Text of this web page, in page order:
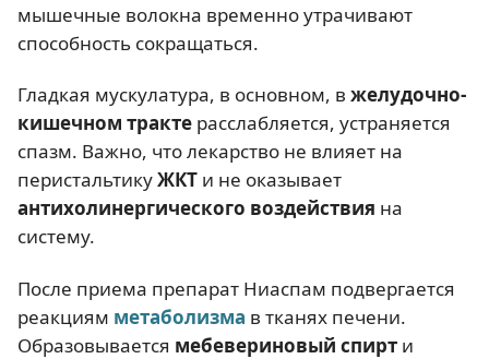
мышечные волокна временно утрачивают
способность сокращаться.
Гладкая мускулатура, в основном, в желудочно-
кишечном тракте расслабляется, устраняется
спазм. Важно, что лекарство не влияет на
перистальтикуЖКТ и не оказывает
антихолинергического воздействия на
систему.
После приема препарат Ниаспам подвергается
реакциям метаболизма в тканях печени.
Образовывается мебевериновый спирт и